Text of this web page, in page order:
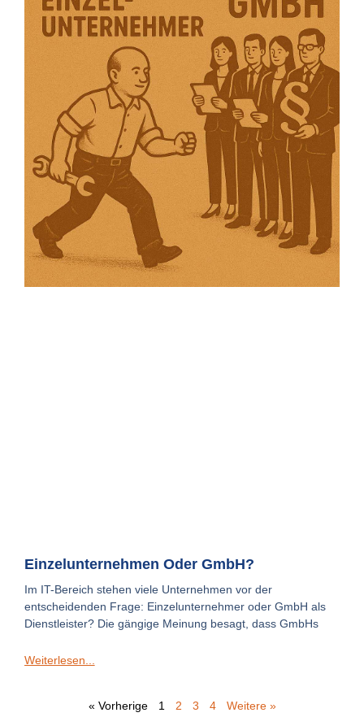
Einzelunternehmen Oder GmbH?
Im IT-Bereich stehen viele Unternehmen vor der
entscheidenden Frage: Einzelunternehmer oder GmbH als
Dienstleister? Die gängige Meinung besagt, dass GmbHs
Weiterlesen...
« Vorherige 1 2 3 4 Weitere »